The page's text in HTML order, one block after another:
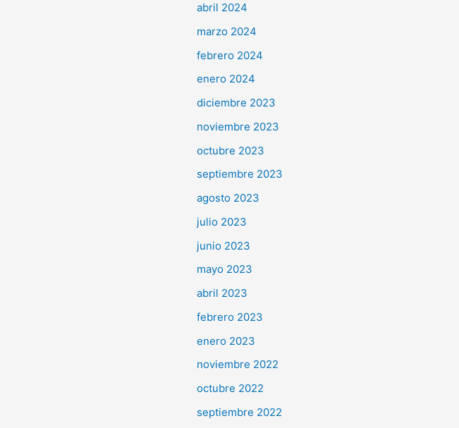
abril 2024
marzo 2024
febrero 2024
enero 2024
diciembre 2023
noviembre 2023
octubre 2023
septiembre 2023
agosto 2023
julio 2023
junio 2023
mayo 2023
abril 2023
febrero 2023
enero 2023
noviembre 2022
octubre 2022
septiembre 2022